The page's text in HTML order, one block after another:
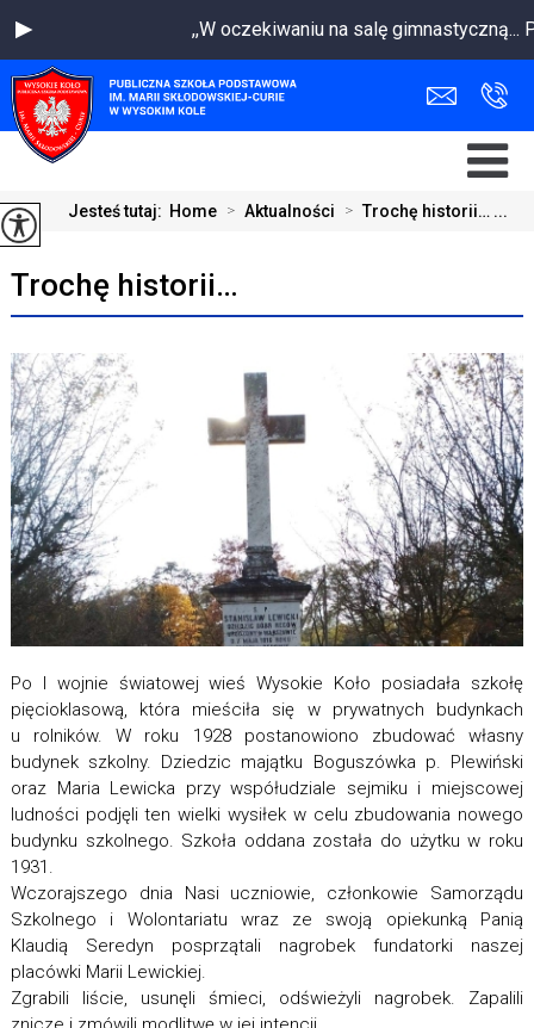
,,W oczekiwaniu na salę gimnastyczną...
Jesteś tutaj: Home > Aktualności > Trochę historii… ...
Trochę historii…
Po I wojnie światowej wieś Wysokie Koło posiadała szkołę
pięcioklasową, która mieściła się w prywatnych budynkach
u rolników. W roku 1928 postanowiono zbudować własny
budynek szkolny. Dziedzic majątku Boguszówka p. Plewiński
oraz Maria Lewicka przy współudziale sejmiku i miejscowej
ludności podjęli ten wielki wysiłek w celu zbudowania nowego
budynku szkolnego. Szkoła oddana została do użytku w roku
1931.
Wczorajszego dnia Nasi uczniowie, członkowie Samorządu
Szkolnego i Wolontariatu wraz ze swoją opiekunką Panią
Klaudią Seredyn posprzątali nagrobek fundatorki naszej
placówki Marii Lewickiej.
Zgrabili liście, usunęli śmieci, odświeżyli nagrobek. Zapalili